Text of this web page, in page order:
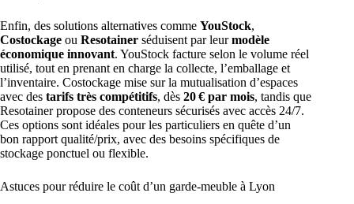
Enfin, des solutions alternatives comme YouStock,
Costockage ou Resotainer séduisent par leurmodèle
économique innovant. YouStock facture selon le volume réel
utilisé, tout en prenant en charge la collecte, l’emballage et
l’inventaire. Costockage mise sur la mutualisation d’espaces
avec des tarifs très compétitifs, dès 20 € par mois, tandis que
Resotainer propose des conteneurs sécurisés avec accès 24/7.
Ces options sont idéales pour les particuliers en quête d’un
bon rapport qualité/prix, avec des besoins spécifiques de
stockage ponctuel ou flexible.
Astuces pour réduire le coût d’un garde-meuble à Lyon